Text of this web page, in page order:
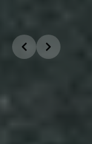
Slide 2 of 5